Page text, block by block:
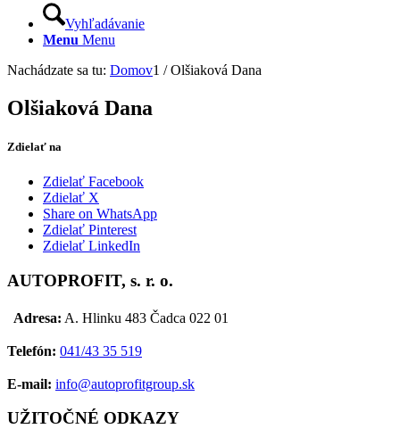
Vyhľadávanie
Menu Menu
Nachádzate sa tu: Domov1 / Olšiaková Dana
Olšiaková Dana
Zdielať na
Zdielať Facebook
Zdielať X
Share on WhatsApp
Zdielať Pinterest
Zdielať LinkedIn
AUTOPROFIT, s. r. o.
Adresa: A. Hlinku 483 Čadca 022 01
Telefón: 041/43 35 519
E-mail: info@autoprofitgroup.sk
UŽITOČNÉ ODKAZY